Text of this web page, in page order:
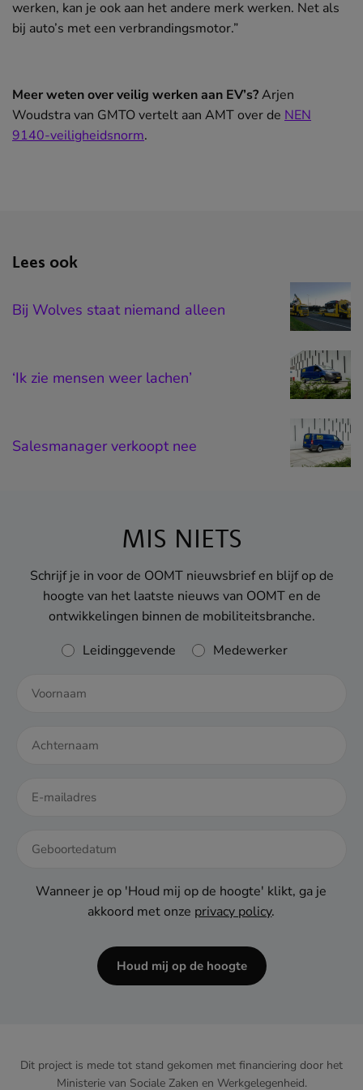
werken, kan je ook aan het andere merk werken. Net als
bij auto’s met een verbrandingsmotor.”
Meer weten over veilig werken aan EV’s?Arjen
Woudstra van GMTO vertelt aan AMT over de NEN
9140-veiligheidsnorm(opent
.
Lees ook
Bij Wolves staat niemand alleen
‘Ik zie mensen weer lachen’
Salesmanager verkoopt nee
MIS NIETS
Schrijf je in voor de OOMT nieuwsbrief en blijf op de
hoogte van het laatste nieuws van OOMT en de
ontwikkelingen binnen de mobiliteitsbranche.
Rol
Leidinggevende Medewerker
DD
Wanneer je op 'Houd mij op de hoogte' klikt, ga je
akkoord met onze privacy policy.
Houd mij op de hoogte
Dit project is mede tot stand gekomen met financiering door het
Ministerie van Sociale Zaken en Werkgelegenheid.